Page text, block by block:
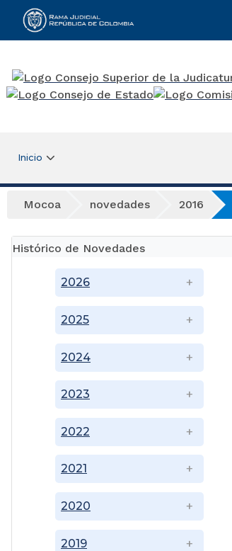
Rama Judicial
Inicio
Mocoa novedades 2016
Histórico de Novedades
2019
2020
2021
2022
2023
2024
2025
2026